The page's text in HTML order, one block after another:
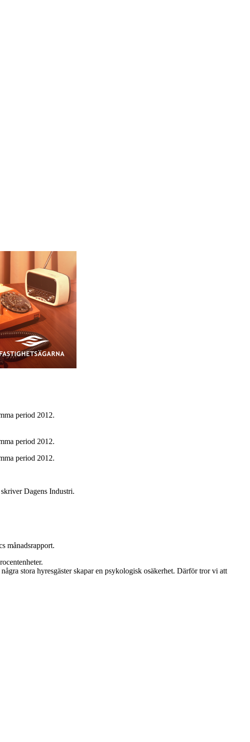
period 2012.
period 2012.
period 2012.
Dagens Industri.
månadsrapport.
stora hyresgäster skapar en psykologisk osäkerhet. Därför tror vi att